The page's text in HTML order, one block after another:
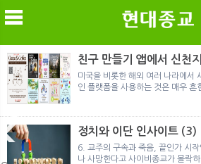
메
친구 만들기 앱에서 신천
경험한 9개월 포섭의 전
미국을 비롯한 해외 여러 나라에서
인 플랫폼을 사용하는 것은 매우 흔
정치와 이단 인사이트 (3)
6. 교주의 구속과 죽음, 끝인가 시
나 사망한다고 사이비종교가 몰락